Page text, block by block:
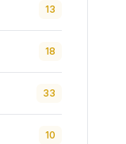
13
18
33
10